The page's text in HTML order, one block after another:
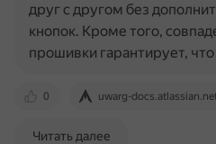
0 uwarg-
друг с другом без
кнопок. Кроме того,
прошивки гарантирует,
Читать далее